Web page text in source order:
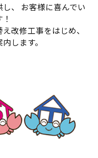
、 お客様に喜んでい
改修工事をはじめ、
します。